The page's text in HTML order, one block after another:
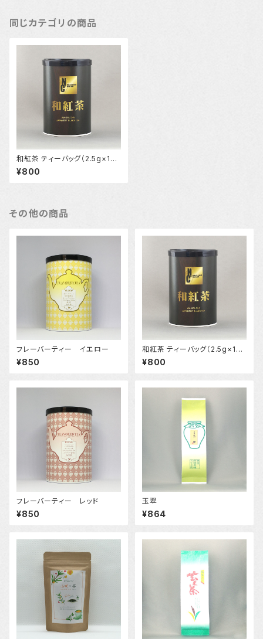
同じカテゴリの商品
和紅茶 ティーバッグ（2.5g×15
個入）
¥800
その他の商品
フレーバーティー イエロー
¥850
和紅茶 ティーバッグ（2.5g×15
個入）
¥800
フレーバーティー レッド
¥850
玉翠
¥864